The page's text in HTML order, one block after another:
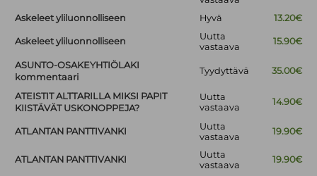
Askeleet yliluonnolliseen Hyvä 13.20€
Askeleet yliluonnolliseen
Uutta
vastaava
15.90€
ASUNTO-OSAKEYHTIÖLAKI
kommentaari
Tyydyttävä 35.00€
ATEISTIT ALTTARILLA MIKSI PAPIT
KIISTÄVÄT USKONOPPEJA?
Uutta
vastaava
14.90€
ATLANTAN PANTTIVANKI
Uutta
vastaava
19.90€
ATLANTAN PANTTIVANKI
Uutta
vastaava
19.90€